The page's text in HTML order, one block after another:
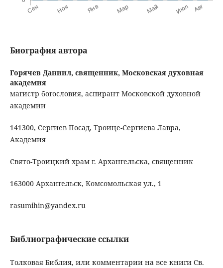
Биография автора
Горячев Даниил, священник, Московская духовная
академия
магистр богословия, аспирант Московской духовной
академии
141300, Сергиев Посад, Троице-Сергиева Лавра,
Академия
Свято-Троицкий храм г. Архангельска, священник
163000 Архангельск, Комсомольская ул., 1
rasumihin@yandex.ru
Библиографические ссылки
Толковая Библия, или комментарии на все книги Св.